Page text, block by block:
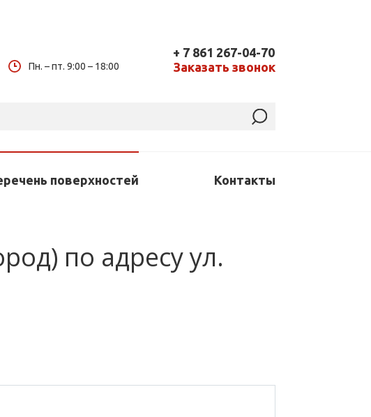
Пн. – пт. 9:00 – 18:00
+ 7 861 267-04-70
Заказать звонок
поверхностей Контакты
по адресу ул.